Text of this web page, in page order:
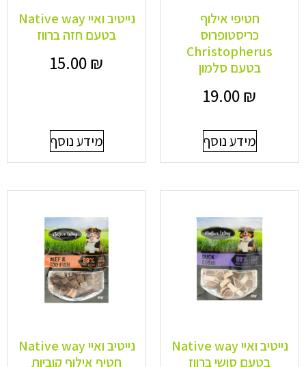
חטיפי אילוף
כריסטופרוס
Christopherus
בטעם סלמון
19.00₪
מידע נוסף
נייטיב ואיי Native way
בטעם חזה ברווז
15.00₪
מידע נוסף
נייטיב ואיי Native way
בטעם סושי ברווז
נייטיב ואיי Native way
חטיף אילוף קוביות